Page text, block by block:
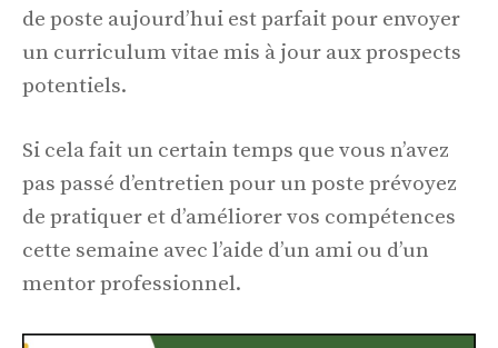
de poste aujourd’hui est parfait pour envoyer
un curriculum vitae mis à jour aux prospects
potentiels.
Si cela fait un certain temps que vous n’avez
pas passé d’entretien pour un poste prévoyez
de pratiquer et d’améliorer vos compétences
cette semaine avec l’aide d’un ami ou d’un
mentor professionnel.